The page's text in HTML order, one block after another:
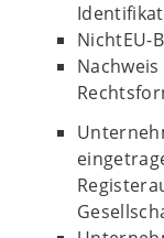
NichtEU-